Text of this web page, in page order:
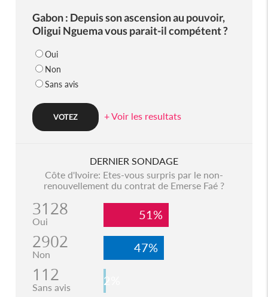
Gabon : Depuis son ascension au pouvoir,
Oligui Nguema vous parait-il compétent ?
Oui
Non
Sans avis
+ Voir les resultats
DERNIER SONDAGE
Côte d'Ivoire: Etes-vous surpris par le non-
renouvellement du contrat de Emerse Faé ?
3128
Oui 51%
2902
Non 47%
112
Sans avis 2%